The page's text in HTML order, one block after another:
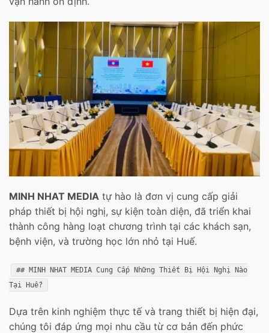
MINH NHAT MEDIA tự hào là đơn vị cung cấp giải
pháp thiết bị hội nghị, sự kiện toàn diện, đã triển khai
thành công hàng loạt chương trình tại các khách sạn,
bệnh viện, và trường học lớn nhỏ tại Huế.
## MINH NHAT MEDIA Cung Cấp Những Thiết Bị Hội Nghị Nào
Tại Huế?
Dựa trên kinh nghiệm thực tế và trang thiết bị hiện đại,
chúng tôi đáp ứng mọi nhu cầu từ cơ bản đến phức